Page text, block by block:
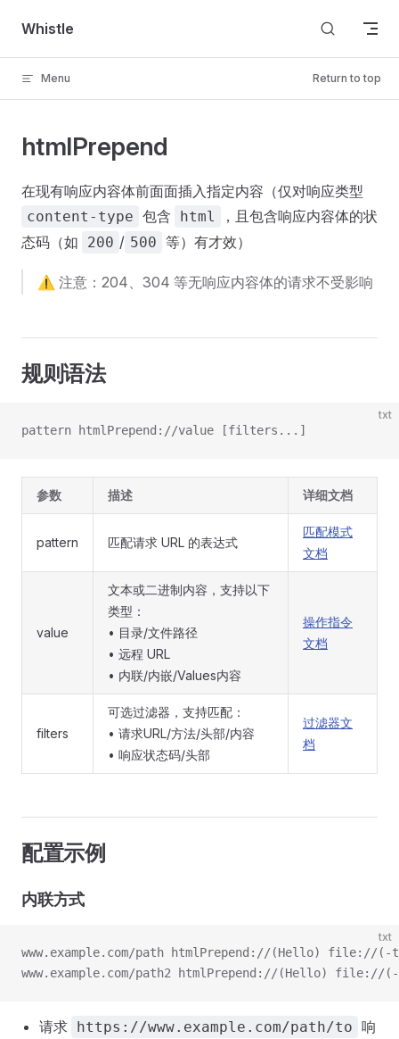
Skip to content
Whistle
Menu Return to top
htmlPrepend
在现有响应内容体前面面插入指定内容（仅对响应类型
content-type 包含 html
，且包含响应内容体的状
态码（如
200 / 500 等）有才效）
⚠️ 注意：204、304 等无响应内容体的请求不受影响
规则语法
txt
pattern htmlPrepend://value [filters...]
参数 描述 详细文档
pattern 匹配请求 URL 的表达式
匹配模式
文档
value
文本或二进制内容，支持以下
类型：
• 目录/文件路径
• 远程 URL
• 内联/内嵌/Values内容
操作指令
文档
filters
可选过滤器，支持匹配：
• 请求URL/方法/头部/内容
• 响应状态码/头部
过滤器文
档
配置示例
内联方式
txt
www.example.com/path htmlPrepend://(Hello) file://
www.example.com/path2 htmlPrepend://(Hello)
请求 https://www.example.com/path/to 响